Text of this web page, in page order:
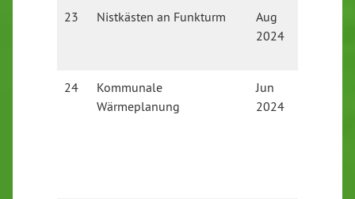
23 Nistkästen an Funkturm
Aug
2024
24
Kommunale
Wärmeplanung
Jun
2024